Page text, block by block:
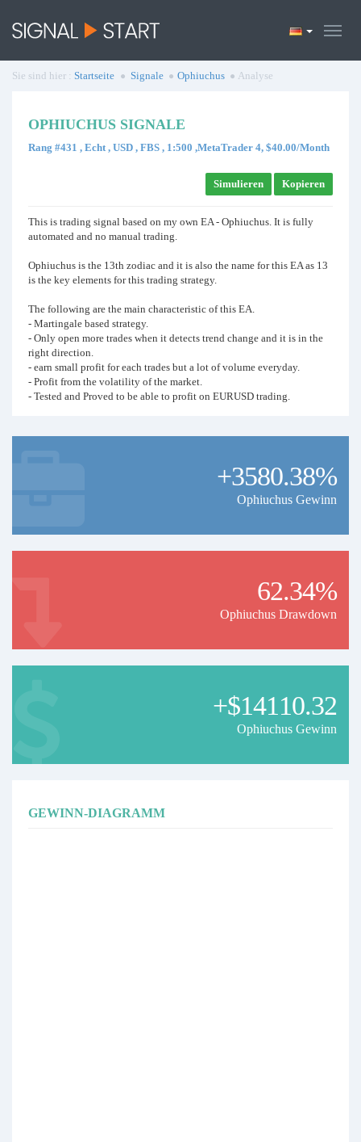
Sie sind hier : Startseite Signale Ophiuchus Analyse
OPHIUCHUS SIGNALE
Rang #431 , Echt , USD , FBS , 1:500 ,MetaTrader 4, $40.00/Month
Simulieren Kopieren
This is trading signal based on my own EA - Ophiuchus. It is fully
automated and no manual trading.
Ophiuchus is the 13th zodiac and it is also the name for this EA as 13
is the key elements for this trading strategy.
The following are the main characteristic of this EA.
- Martingale based strategy.
- Only open more trades when it detects trend change and it is in the
right direction.
- earn small profit for each trades but a lot of volume everyday.
- Profit from the volatility of the market.
- Tested and Proved to be able to profit on EURUSD trading.
- Backtest from 1 Jan 2017 till 1 July 2020 (42 months) with starting
- Total Net Profit USD13,949.51 with total 21778 trades.
- Average monthly profit USD 332 ( ~ 16% return per month).
As this is very high frequency trading, Use broker with no
If you are using Standard Account (EURUSD contract size is
EA in your machine. You can refer to Ophiuchus EA if you are
+3580.38%
Ophiuchus Gewinn
62.34%
Ophiuchus Drawdown
+$14110.32
Ophiuchus Gewinn
GEWINN-DIAGRAMM